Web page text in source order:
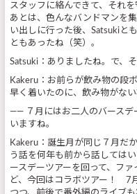
スタッフに絡んできて、それ
あとは、色んなバンドマンを
い出しに行った後、Satsukiと
ともあったね（笑）。
Satsuki：ありましたね。で、
Kakeru：お前らが飲み物の段
早く着いたのに、飲み物がな
—— ７月にはお二人のバースデ
いますね。
Kakeru：誕生月が同じ７月だ
う話を何年も前から話しては
ースデーツアーを回って、フ
ど、今回はコラボツアー！ 7